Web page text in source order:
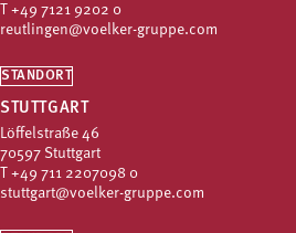
+49 7121 9202 0
reutlingen@voelker-gruppe.com
STANDORT
STUTTGART
Löffelstraße 46
70597 Stuttgart
+49 711 2207098 0
stuttgart@voelker-gruppe.com